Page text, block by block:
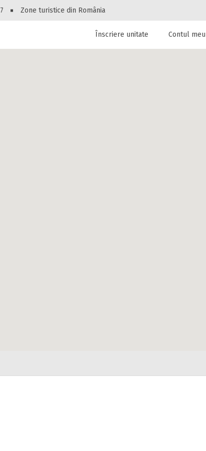
Zone turistice din România
oferte de cazare!
apartamente sau alte unitați de cazare la
Înscriere unitate Contul meu